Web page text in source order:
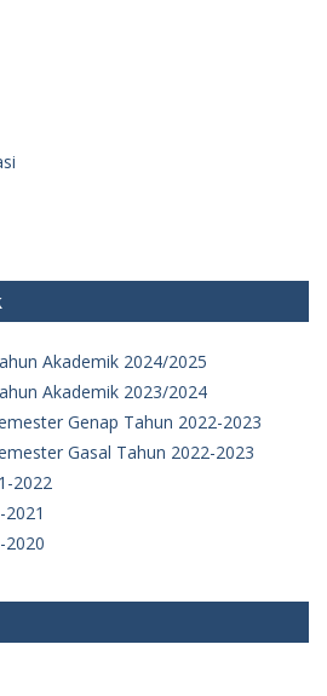
Akademik 2024/2025
Akademik 2023/2024
Genap Tahun 2022-2023
Gasal Tahun 2022-2023
2022
2020